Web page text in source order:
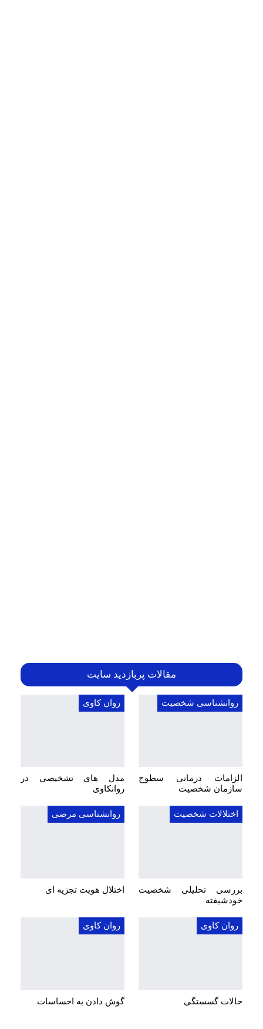
مقالات پربازدید سایت
روانشناسی شخصیت
الزامات درمانی سطوح
سازمان شخصیت
روان کاوی
مدل های تشخیصی در
روانکاوی
اختلالات شخصیت
بررسی تحلیلی شخصیت
خودشیفته
روانشناسی مرضی
اختلال هویت تجزیه ای
روان کاوی
حالات گسستگی
روان کاوی
گوش دادن به احساسات